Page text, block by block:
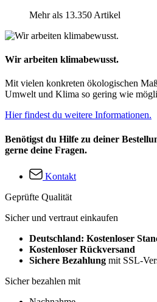
Mehr als 13.350 Artikel
Wir arbeiten klimabewusst.
Mit vielen konkreten ökologischen
Umwelt und Klima so gering wie
Hier findest du weitere Informationen.
Benötigst du Hilfe zu deiner
gerne deine Fragen.
Kontakt
Geprüfte Qualität
Sicher und vertraut einkaufen
Deutschland: Kostenloser
Kostenloser Rückversand
Sichere Bezahlung mit SSL-
Sicher bezahlen mit